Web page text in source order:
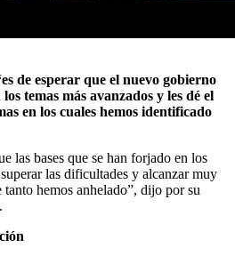
de esperar que el nuevo gobierno
temas más avanzados y les dé el
en los cuales hemos identificado
las bases que se han forjado en los
las dificultades y alcanzar muy
hemos anhelado”, dijo por su